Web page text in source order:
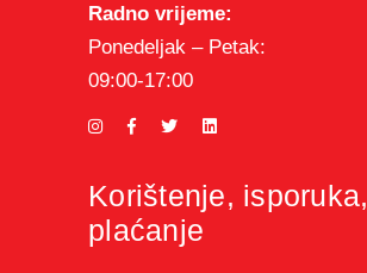
Radno vrijeme:
Ponedeljak – Petak:
09:00-17:00
Korištenje, isporuka,
plaćanje